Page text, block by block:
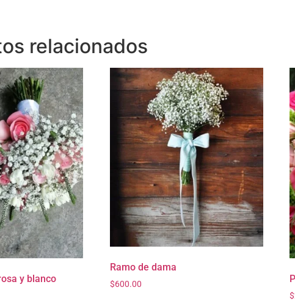
relacionados
y blanco
Ramo de dama
$600.00
$